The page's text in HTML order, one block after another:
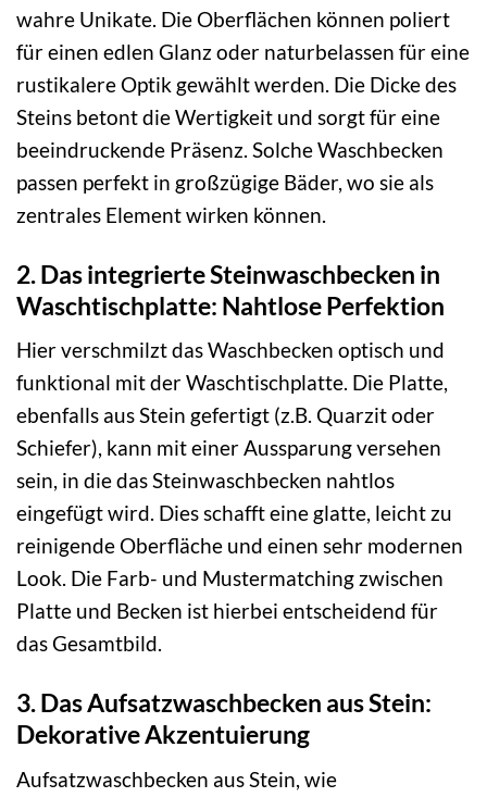
wahre Unikate. Die Oberflächen können poliert
für einen edlen Glanz oder naturbelassen für eine
rustikalere Optik gewählt werden. Die Dicke des
Steins betont die Wertigkeit und sorgt für eine
beeindruckende Präsenz. Solche Waschbecken
passen perfekt in großzügige Bäder, wo sie als
zentrales Element wirken können.
2. Das integrierte Steinwaschbecken in
Waschtischplatte: Nahtlose Perfektion
Hier verschmilzt das Waschbecken optisch und
funktional mit der Waschtischplatte. Die Platte,
ebenfalls aus Stein gefertigt (z.B. Quarzit oder
Schiefer), kann mit einer Aussparung versehen
sein, in die das Steinwaschbecken nahtlos
eingefügt wird. Dies schafft eine glatte, leicht zu
reinigende Oberfläche und einen sehr modernen
Look. Die Farb- und Mustermatching zwischen
Platte und Becken ist hierbei entscheidend für
das Gesamtbild.
3. Das Aufsatzwaschbecken aus Stein:
Dekorative Akzentuierung
Aufsatzwaschbecken aus Stein, wie